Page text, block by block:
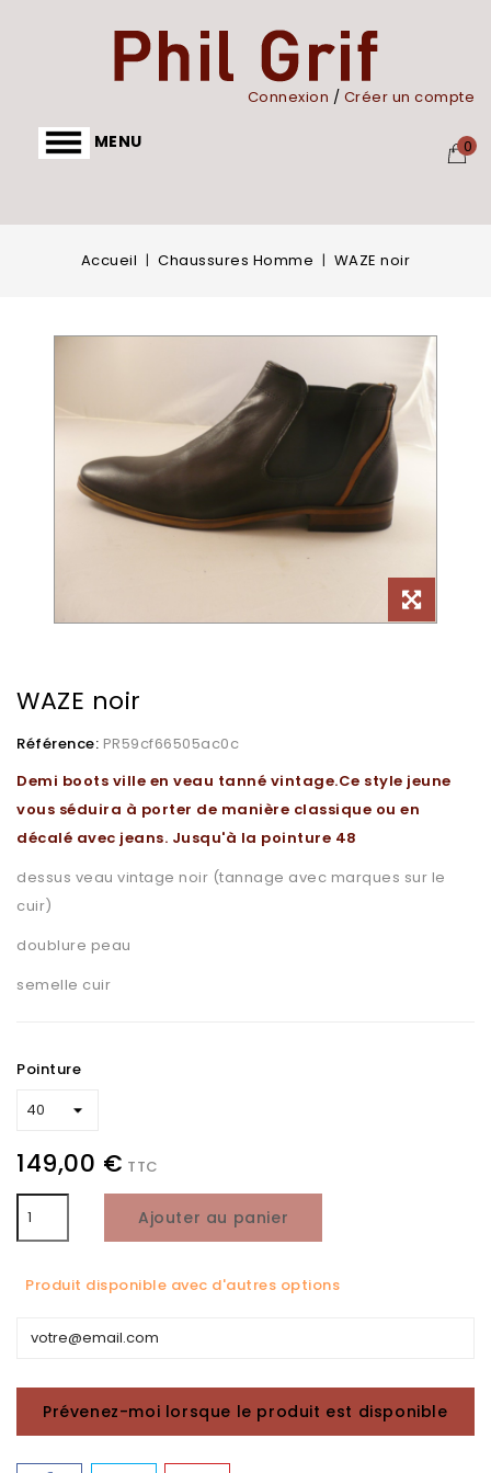
Connexion / Créer un compte
0
MENU
Accueil Chaussures Homme WAZE noir
WAZE noir
Référence: PR59cf66505ac0c
Demi boots ville en veau tanné vintage.Ce style jeune
vous séduira à porter de manière classique ou en
décalé avec jeans. Jusqu'à la pointure 48
dessus veau vintage noir (tannage avec marques sur le
cuir)
doublure peau
semelle cuir
Pointure
149,00 € TTC
Ajouter au panier
Produit disponible avec d'autres options
Prévenez-moi lorsque le produit est disponible